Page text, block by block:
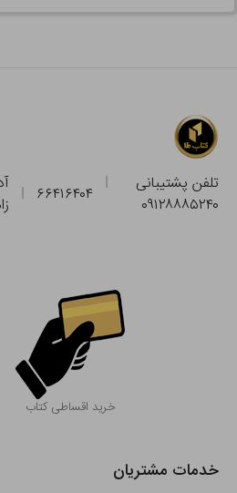
تلفن پشتیبانی
۰۹۱۲۸۸۸۵۲۴۰
۶۶۴۱۶۴۰۴
خرید اقساطی کتاب
خدمات مشتریان